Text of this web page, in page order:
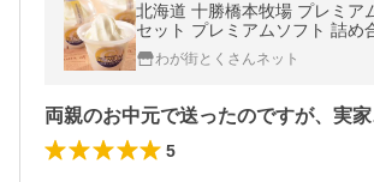
北海道 十勝橋本牧場 プレミア
セット プレミアムソフト 詰め
寄せ お土産 ギフト プレゼント
すめわが街とくさんネット
両
5